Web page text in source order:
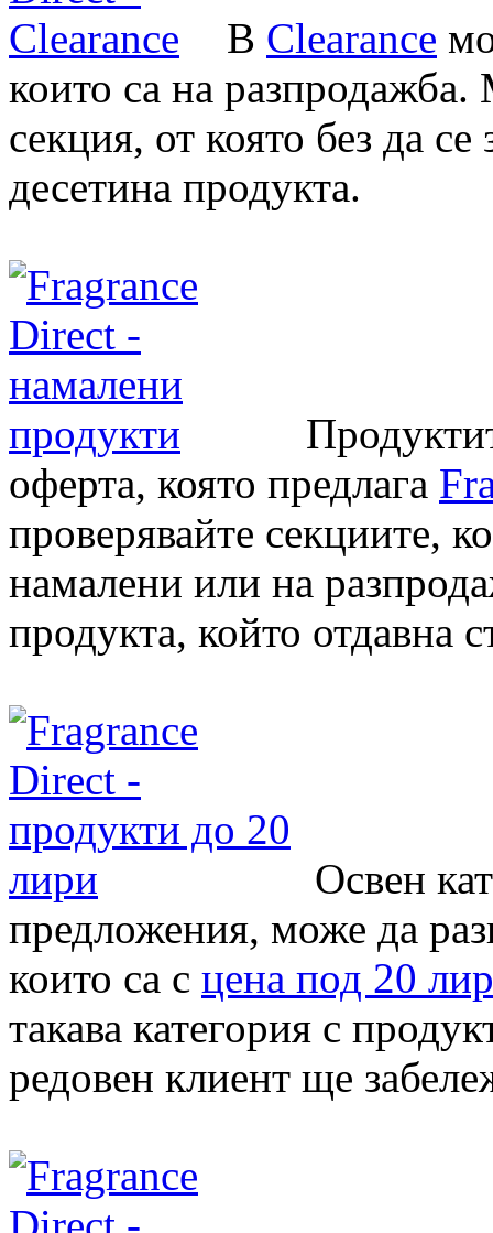
В Clearance
които са на
секция, от която без да
десетина продукта.
оферта, която предлага
проверявайте секциите,
намалени или на
продукта, който отдавна
Освен
предложения, може да
които са с цена под 20
такава категория с
редовен клиент ще